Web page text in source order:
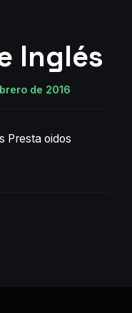
Inglés
de 2016
Presta oidos